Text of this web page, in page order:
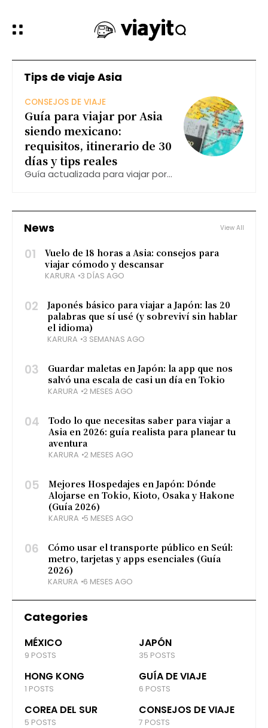
Tips de viaje Asia
CONSEJOS DE VIAJE
Guía para viajar por Asia
siendo mexicano:
requisitos, itinerario de 30
días y tips reales
Guía actualizada para viajar por
recomendado de 30 días por
Corea, Japón, Hong Kong y China,
además de tips reales basados
en experiencia
News View All
01
Vuelo de 18 horas a Asia: consejos para
viajar cómodo y descansar
KARURA 3 DÍAS AGO
02
Japonés básico para viajar a Japón: las 20
palabras que sí usé (y sobreviví sin hablar
el idioma)
KARURA 3 SEMANAS AGO
03
Guardar maletas en Japón: la app que nos
salvó una escala de casi un día en Tokio
KARURA 2 MESES AGO
04
Todo lo que necesitas saber para viajar a
Asia en 2026: guía realista para planear tu
aventura
KARURA 2 MESES AGO
05
Mejores Hospedajes en Japón: Dónde
Alojarse en Tokio, Kioto, Osaka y Hakone
(Guía 2026)
KARURA 5 MESES AGO
06
Cómo usar el transporte público en Seúl:
metro, tarjetas y apps esenciales (Guía
2026)
KARURA 6 MESES AGO
Categories
MÉXICO
9 POSTS
JAPÓN
35 POSTS
HONG KONG
1 POSTS
GUÍA DE VIAJE
6 POSTS
COREA DEL SUR
5 POSTS
CONSEJOS DE VIAJE
7 POSTS